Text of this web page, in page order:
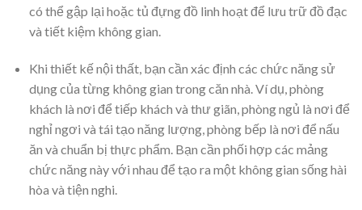
có thể gập lại hoặc tủ đựng đồ linh hoạt để lưu trữ đồ đạc
và tiết kiệm không gian.
Khi thiết kế nội thất, bạn cần xác định các chức năng sử
dụng của từng không gian trong căn nhà. Ví dụ, phòng
khách là nơi để tiếp khách và thư giãn, phòng ngủ là nơi để
nghỉ ngơi và tái tạo năng lượng, phòng bếp là nơi để nấu
ăn và chuẩn bị thực phẩm. Bạn cần phối hợp các mảng
chức năng này với nhau để tạo ra một không gian sống hài
hòa và tiện nghi.